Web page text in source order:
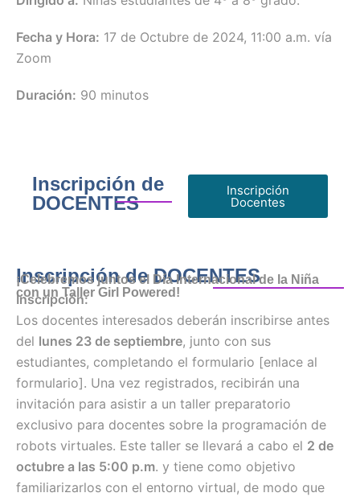
Fecha y Hora: 17 de Octubre de 2024, 11:00 a.m. vía
Zoom
Duración: 90 minutos
Inscripción de
DOCENTES
Inscripción
Docentes
Inscripción de DOCENTES
¡Celebremos juntos el Día Internacional de la Niña
con un Taller Girl Powered!
Inscripción:
Los docentes interesados deberán inscribirse antes
del lunes 23 de septiembre, junto con sus
estudiantes, completando el formulario [enlace al
formulario]. Una vez registrados, recibirán una
invitación para asistir a un taller preparatorio
exclusivo para docentes sobre la programación de
robots virtuales. Este taller se llevará a cabo el 2 de
octubre a las 5:00 p.m. y tiene como objetivo
familiarizarlos con el entorno virtual, de modo que